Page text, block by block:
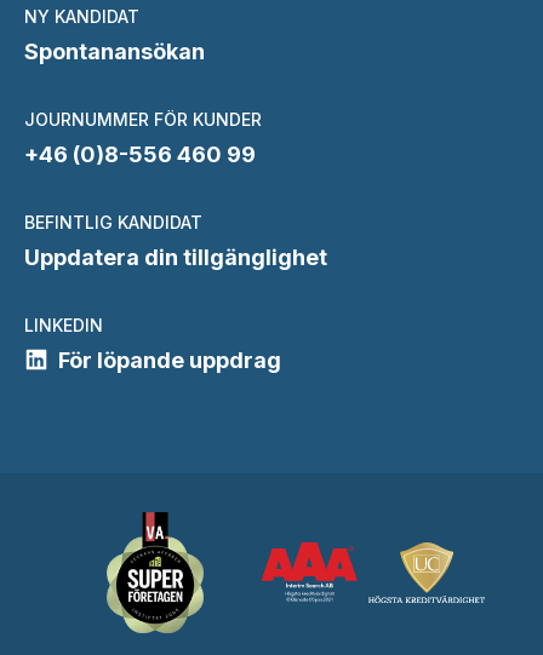
NY KANDIDAT
Spontanansökan
JOURNUMMER FÖR KUNDER
+46 (0)8-556 460 99
BEFINTLIG KANDIDAT
Uppdatera din tillgänglighet
LINKEDIN
För löpande uppdrag